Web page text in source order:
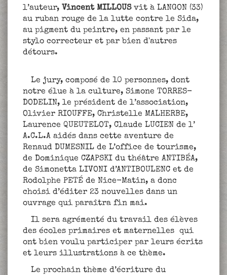
l’auteur, Vincent MILLOUSvit à LANGON (33)
au ruban rouge de la lutte contre le Sida,
au pigment du peintre, en passant par le
stylo correcteur et par bien d'autres
détours.
Le jury, composé de 10 personnes, dont
notre élue à la culture, Simone TORRES-
DODELIN, le président de l’association,
Olivier RIOUFFE, Christelle MALHERBE,
Laurence QUEUTELOT, Claude LUCIEN de l’
A.C.L.A aidés dans cette aventure de
Renaud DUMESNIL de L’office de tourisme,
de Dominique CZAPSKI du théâtre ANTIBÉA,
de Simonetta LIVONI d’ANTIBOULENC et de
Rodolphe PETÉ de Nice-Matin, a donc
choisi d’éditer 23 nouvelles dans un
ouvrage qui paraîtra fin mai.
Il sera agrémenté du travail des élèves
des écoles primaires et maternelles qui
ont bien voulu participer par leurs écrits
et leurs illustrations à ce thème.
Le prochain thème d’écriture du